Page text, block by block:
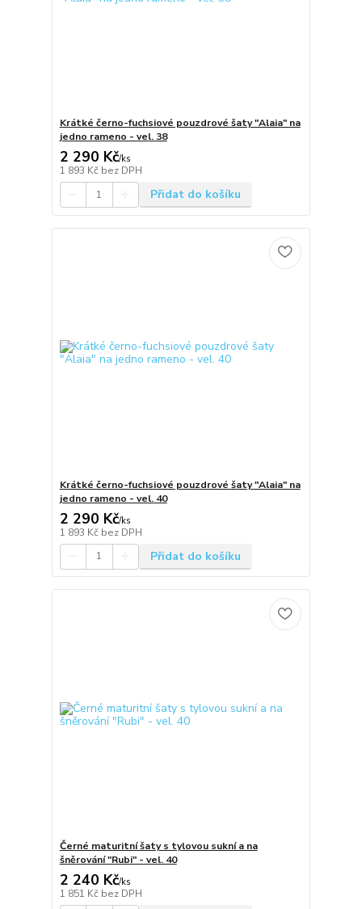
Krátké černo-fuchsiové pouzdrové šaty "Alaia" na
jedno rameno - vel. 38
2 290 Kč/ks
1 893 Kč bez DPH
Přidat do košíku
Krátké černo-fuchsiové pouzdrové šaty "Alaia" na
jedno rameno - vel. 40
2 290 Kč/ks
1 893 Kč bez DPH
Přidat do košíku
Černé maturitní šaty s tylovou sukní a na
šněrování "Rubi" - vel. 40
2 240 Kč/ks
1 851 Kč bez DPH